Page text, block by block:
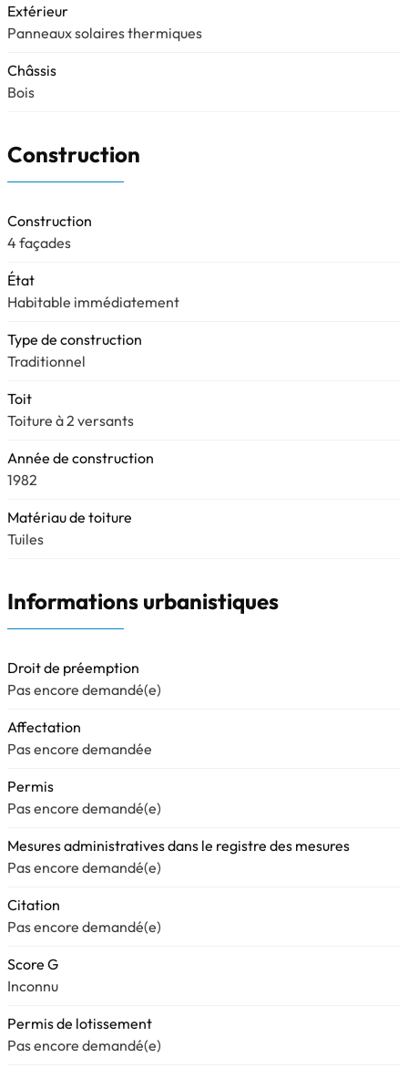
Extérieur
Panneaux solaires thermiques
Châssis
Bois
Construction
Construction
4 façades
État
Habitable immédiatement
Type de construction
Traditionnel
Toit
Toiture à 2 versants
Année de construction
1982
Matériau de toiture
Tuiles
Informations urbanistiques
Droit de préemption
Pas encore demandé(e)
Affectation
Pas encore demandée
Permis
Pas encore demandé(e)
Mesures administratives dans le registre des mesures
Pas encore demandé(e)
Citation
Pas encore demandé(e)
Score G
Inconnu
Permis de lotissement
Pas encore demandé(e)